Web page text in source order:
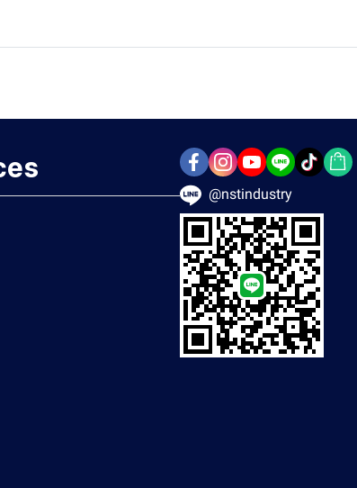
@nstindustry